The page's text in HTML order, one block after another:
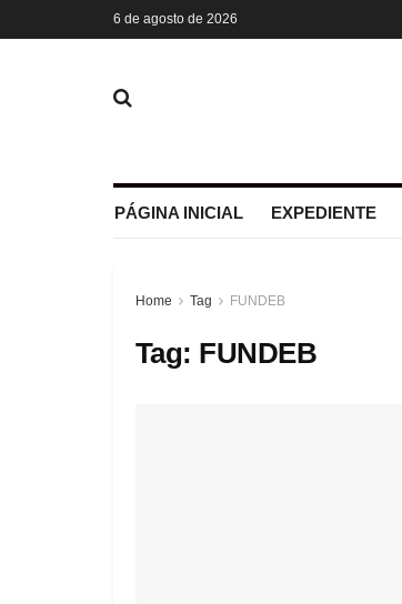
6 de agosto de 2026
PÁGINA INICIAL EXPEDIENTE
Home Tag FUNDEB
Tag: FUNDEB